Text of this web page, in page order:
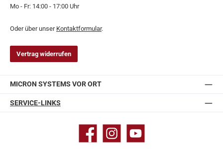
Mo - Fr: 14:00 - 17:00 Uhr
Oder über unser Kontaktformular.
Vertrag widerrufen
MICRON SYSTEMS VOR ORT
SERVICE-LINKS
Facebook Instagram YouTube